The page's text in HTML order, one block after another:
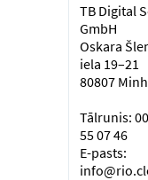
TB Digital
GmbH
Oskara
iela 19–21
80807
Tālrunis:
55 07 46
E-pasts: